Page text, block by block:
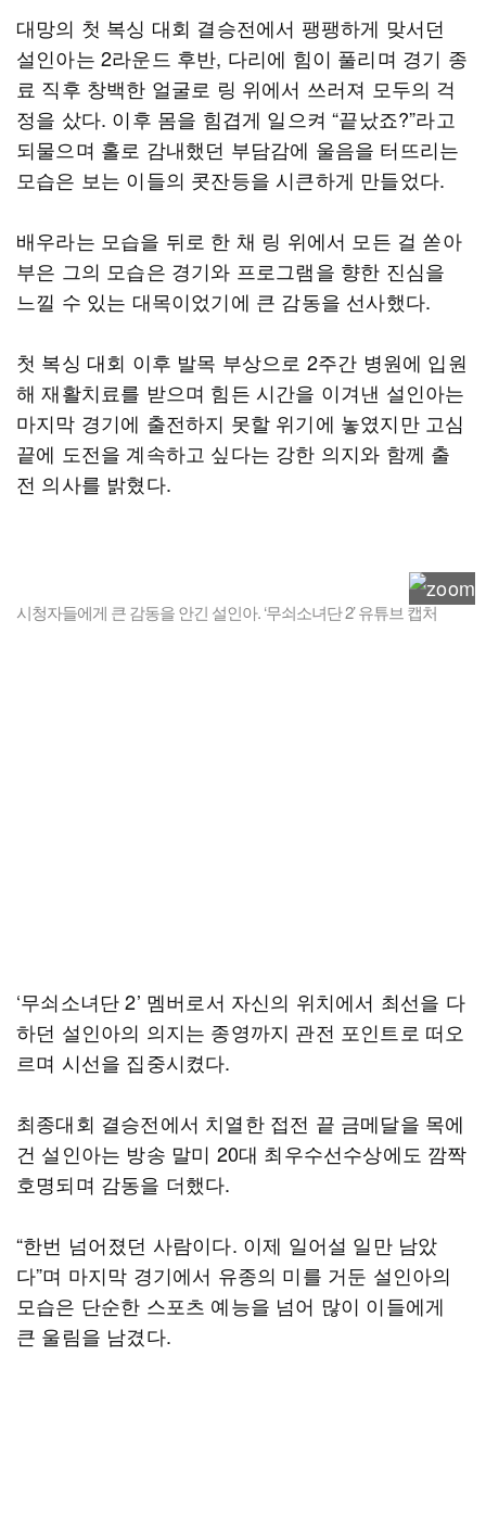
대망의 첫 복싱 대회 결승전에서 팽팽하게 맞서던
설인아는 2라운드 후반, 다리에 힘이 풀리며 경기 종
료 직후 창백한 얼굴로 링 위에서 쓰러져 모두의 걱
정을 샀다. 이후 몸을 힘겹게 일으켜 “끝났죠?”라고
되물으며 홀로 감내했던 부담감에 울음을 터뜨리는
모습은 보는 이들의 콧잔등을 시큰하게 만들었다.
배우라는 모습을 뒤로 한 채 링 위에서 모든 걸 쏟아
부은 그의 모습은 경기와 프로그램을 향한 진심을
느낄 수 있는 대목이었기에 큰 감동을 선사했다.
첫 복싱 대회 이후 발목 부상으로 2주간 병원에 입원
해 재활치료를 받으며 힘든 시간을 이겨낸 설인아는
마지막 경기에 출전하지 못할 위기에 놓였지만 고심
끝에 도전을 계속하고 싶다는 강한 의지와 함께 출
전 의사를 밝혔다.
시청자들에게 큰 감동을 안긴 설인아. ‘무쇠소녀단 2’ 유튜브 캡처
‘무쇠소녀단 2’ 멤버로서 자신의 위치에서 최선을 다
하던 설인아의 의지는 종영까지 관전 포인트로 떠오
르며 시선을 집중시켰다.
최종대회 결승전에서 치열한 접전 끝 금메달을 목에
건 설인아는 방송 말미 20대 최우수선수상에도 깜짝
호명되며 감동을 더했다.
“한번 넘어졌던 사람이다. 이제 일어설 일만 남았
다”며 마지막 경기에서 유종의 미를 거둔 설인아의
모습은 단순한 스포츠 예능을 넘어 많이 이들에게
큰 울림을 남겼다.